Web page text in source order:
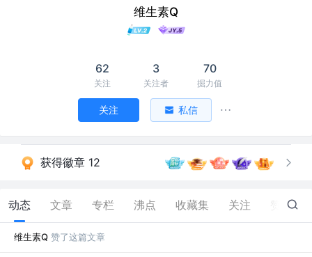
维生素Q
62
关注
3
关注者
70
掘力值
关注 私信
获得徽章 12
动态 文章 专栏 沸点 收藏集 关注 20
维生素Q 赞了这篇文章